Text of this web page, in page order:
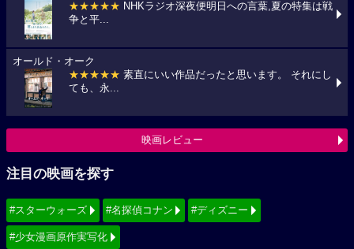
★★★★★ NHKラジオ深夜便明日への言葉,夏の特集は戦
争と平...
オールド・オーク
★★★★★ 素直にいい作品だったと思います。 それにし
ても、永...
映画レビュー
注目の映画を探す
#スターウォーズ #名探偵コナン #ディズニー
#少女漫画原作実写化